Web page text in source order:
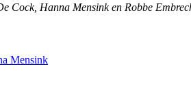
Cock, Hanna Mensink en Robbe
Mensink